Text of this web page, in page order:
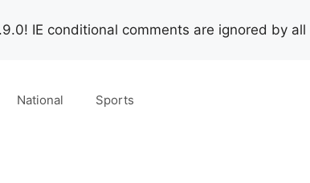
IE conditional comments are ignored by all
National Sports